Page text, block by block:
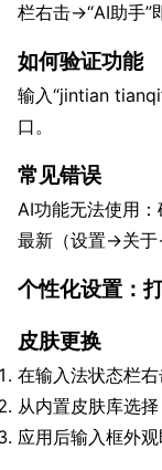
栏右击→“AI助手”
如何验证功能
输入“jintian
口。
常见错误
AI功能无法使用
最新（设置→关于
个性化设置：
皮肤更换
在输入法状态栏右
从内置皮肤库选择
应用后输入框外观